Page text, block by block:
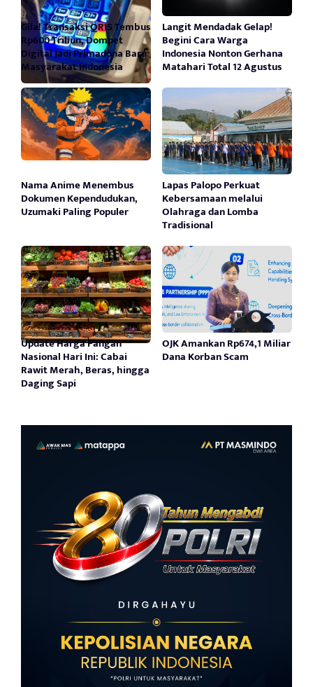
Gila! Transaksi QRIS Tembus
Rp600 Triliun, Dompet
Digital Jadi Primadona Baru
Masyarakat Indonesia
Langit Mendadak Gelap!
Begini Cara Warga
Indonesia Nonton Gerhana
Matahari Total 12 Agustus
Nama Anime Menembus
Dokumen Kependudukan,
Uzumaki Paling Populer
Lapas Palopo Perkuat
Kebersamaan melalui
Olahraga dan Lomba
Tradisional
Update Harga Pangan
Nasional Hari Ini: Cabai
Rawit Merah, Beras, hingga
Daging Sapi
OJK Amankan Rp674,1 Miliar
Dana Korban Scam